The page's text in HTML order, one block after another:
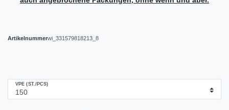
Artikelnummerwi_331579818213_8
VPE (ST./PCS)